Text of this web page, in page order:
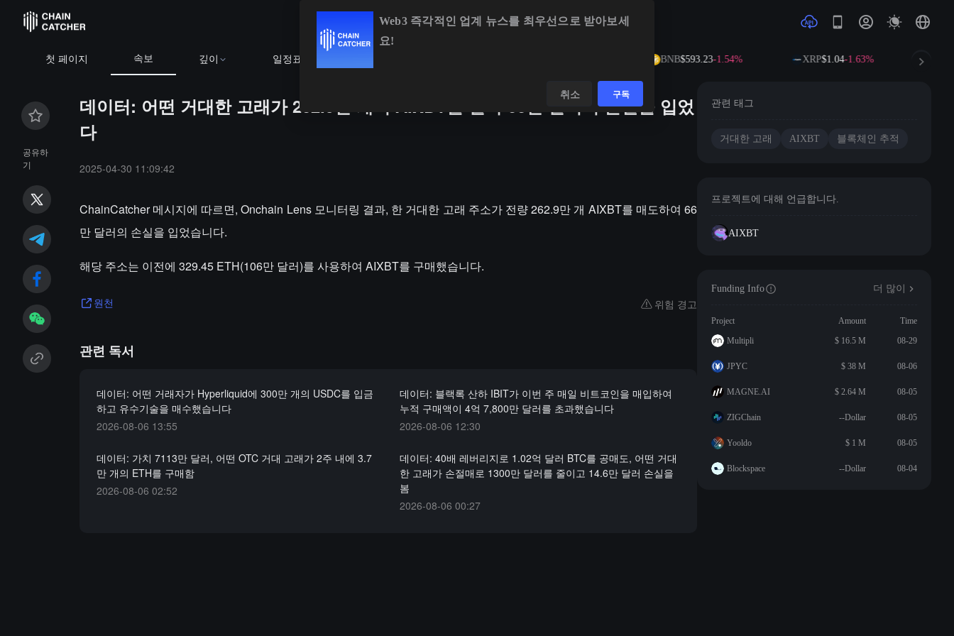
첫 페이지 속보 깊이 일정표 BNB$593.23-1.54% XRP$1.04-1.63%
공유하
기
데이터: 어떤 거대한 고래가 262.9만 개의 AIXBT를 팔아 66만 달러의 손실을 입었
다
2025-04-30 11:09:42
ChainCatcher 메시지에 따르면, Onchain Lens 모니터링 결과, 한 거대한 고래 주소가 전량 262.9만 개 AIXBT를 매도하여 66
만 달러의 손실을 입었습니다.
해당 주소는 이전에 329.45 ETH(106만 달러)를 사용하여 AIXBT를 구매했습니다.
원천 위험 경고
관련 독서
데이터: 어떤 거래자가 Hyperliquid에 300만 개의 USDC를 입금
하고 유수기술을 매수했습니다
2026-08-06 13:55
데이터: 블랙록 산하 IBIT가 이번 주 매일 비트코인을 매입하여
누적 구매액이 4억 7,800만 달러를 초과했습니다
2026-08-06 12:30
데이터: 가치 7113만 달러, 어떤 OTC 거대 고래가 2주 내에 3.7
만 개의 ETH를 구매함
2026-08-06 02:52
데이터: 40배 레버리지로 1.02억 달러 BTC를 공매도, 어떤 거대
한 고래가 손절매로 1300만 달러를 줄이고 14.6만 달러 손실을
봄
2026-08-06 00:27
관련 태그
거대한 고래 AIXBT 블록체인 추적
프로젝트에 대해 언급합니다.
AIXBT
Funding Info 더 많이
Project Amount
Time
Multipli
$ 16.5 M 08-29
JPYC $ 38 M 08-06
MAGNE.AI $ 2.64 M 08-05
ZIGChain --Dollar 08-05
Yooldo $ 1 M 08-05
Blockspace --Dollar 08-04
Web3 즉각적인 업계 뉴스를 최우선으로 받아보세
요!
취소 구독